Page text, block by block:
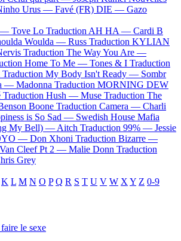
Urus — Favé (FR) DIE — Gazo
— Tove Lo Traduction AH HA — Cardi B
Woulda — Russ Traduction KYLIAN
Traduction The Way You Are —
Home To Me — Tones & I Traduction
Traduction My Body Isn't Ready — Sombr
— Madonna Traduction MORNING DEW
Traduction Hush — Muse Traduction The
Boone Traduction Camera — Charli
is So Sad — Swedish House Mafia
My Bell) — Aitch Traduction 99% — Jessie
— Don Xhoni Traduction Bizarre —
Cleef Pt 2 — Malie Donn Traduction
Grey
K L M N O P Q R S T U V W X Y Z 0-9
le sexe